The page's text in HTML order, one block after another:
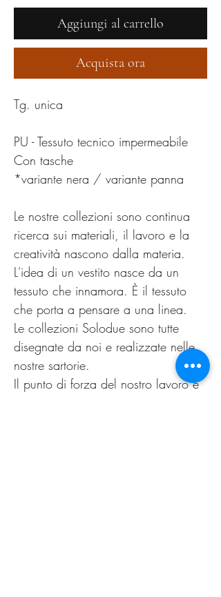
Aggiungi al carrello
Acquista ora
Tg. unica
PU - Tessuto tecnico impermeabile
Con tasche
*variante nera / variante panna
Le nostre collezioni sono continua
ricerca sui materiali, il lavoro e la
creatività nascono dalla materia.
L'idea di un vestito nasce da un
tessuto che innamora. È il tessuto
che porta a pensare a una linea.
Le collezioni Solodue sono tutte
disegnate da noi e realizzate nelle
nostre sartorie.
Il punto di forza del nostro lavoro è